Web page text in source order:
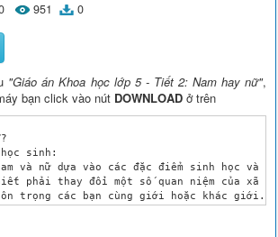
951 0
"Giáo án Khoa học lớp 5 - Tiết 2: Nam hay nữ",
bạn click vào nút DOWNLOAD ở trên
sinh:
và nữ dựa vào các đặc điểm sinh học và
phải thay đổi một số quan niệm của xã
trọng các bạn cùng giới hoặc khác giới.
DẠY HỌC: